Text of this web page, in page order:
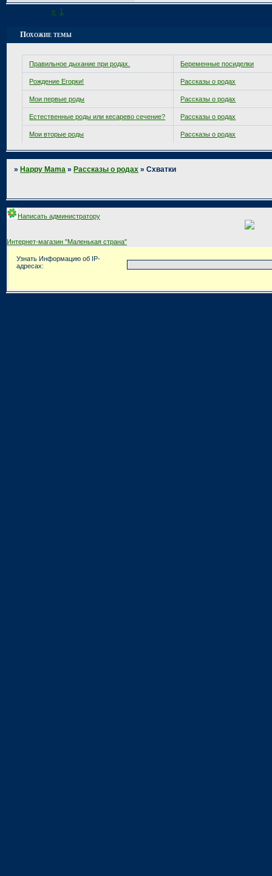
Страница:« 1
Похожие темы
Правильное дыхание при родах. Беременные посиделки
Рождение Егорки! Рассказы о родах
Мои первые роды Рассказы о родах
Естественные роды или кесарево сечение? Рассказы о родах
Мои вторые роды Рассказы о родах
»Happy Mama »Рассказы о родах »Схватки
Написать администратору
Интернет-магазин "Маленькая страна"
Узнать Информацию об IP-
адресах: